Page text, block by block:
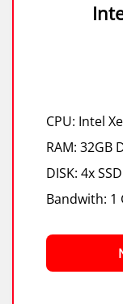
CPU: Intel
RAM: 32GB
DISK: 4x
Bandwith: 1